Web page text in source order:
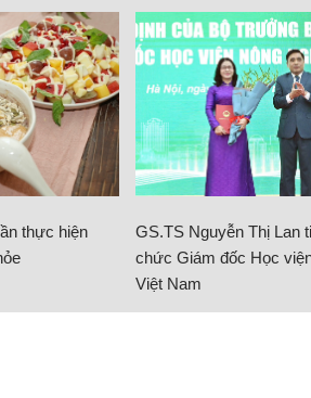
thực hiện
GS.TS Nguyễn Thị Lan
chức Giám đốc Học
Việt Nam